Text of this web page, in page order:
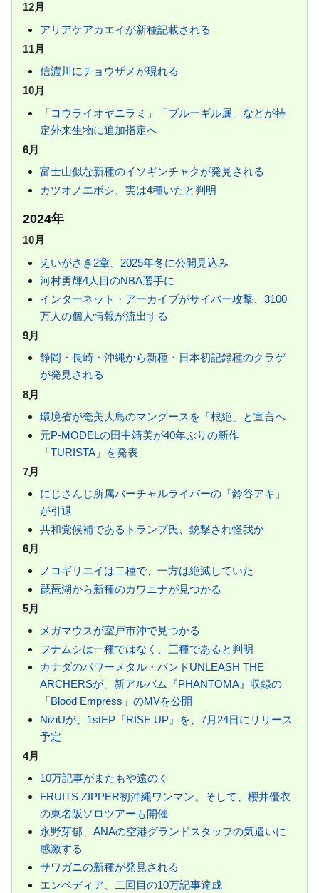
12月
アリアケアカエイが新種記載される
11月
信濃川にチョウザメが現れる
10月
「コウライオヤニラミ」「ブルーギル属」などが特
定外来生物に追加指定へ
6月
富士山似な新種のイソギンチャクが発見される
カツオノエボシ、実は4種いたと判明
2024年
10月
えいがさき2章、2025年冬に公開見込み
河村勇輝4人目のNBA選手に
インターネット・アーカイブがサイバー攻撃、3100
万人の個人情報が流出する
9月
静岡・長崎・沖縄から新種・日本初記録種のクラゲ
が発見される
8月
環境省が奄美大島のマングースを「根絶」と宣言へ
元P-MODELの田中靖美が40年ぶりの新作
「TURISTA」を発表
7月
にじさんじ所属バーチャルライバーの「鈴谷アキ」
が引退
共和党候補であるトランプ氏、銃撃され怪我か
6月
ノコギリエイは二種で、一方は絶滅していた
琵琶湖から新種のカワニナが見つかる
5月
メガマウスが室戸市沖で見つかる
フナムシは一種ではなく、三種であると判明
カナダのパワーメタル・バンドUNLEASH THE
ARCHERSが、新アルバム『PHANTOMA』収録の
「Blood Empress」のMVを公開
NiziUが、1stEP『RISE UP』を、7月24日にリリース
予定
4月
10万記事がまたもや遠のく
FRUITS ZIPPER初沖縄ワンマン。そして、櫻井優衣
の東名阪ソロツアーも開催
永野芽郁、ANAの空港グランドスタッフの気遣いに
感激する
サワガニの新種が発見される
エンペディア、二回目の10万記事達成